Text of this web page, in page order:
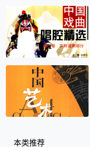
本类推荐